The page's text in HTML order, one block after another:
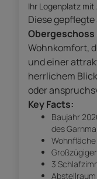
Ihr Logenplatz
Diese gepflegte
Obergeschoss
Wohnkomfort,
und einer
herrlichem
oder
Key Facts:
Baujahr
des
Wohnfläche
3